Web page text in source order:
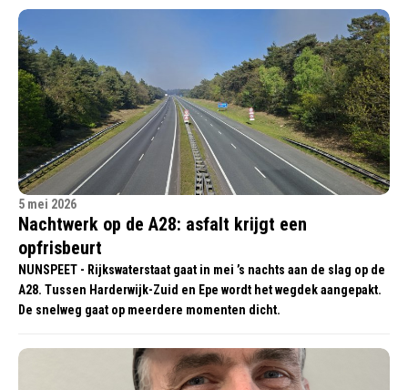
5 mei 2026
Nachtwerk op de A28: asfalt krijgt een
opfrisbeurt
NUNSPEET - Rijkswaterstaat gaat in mei ’s nachts aan de slag op de
A28. Tussen Harderwijk-Zuid en Epe wordt het wegdek aangepakt.
De snelweg gaat op meerdere momenten dicht.